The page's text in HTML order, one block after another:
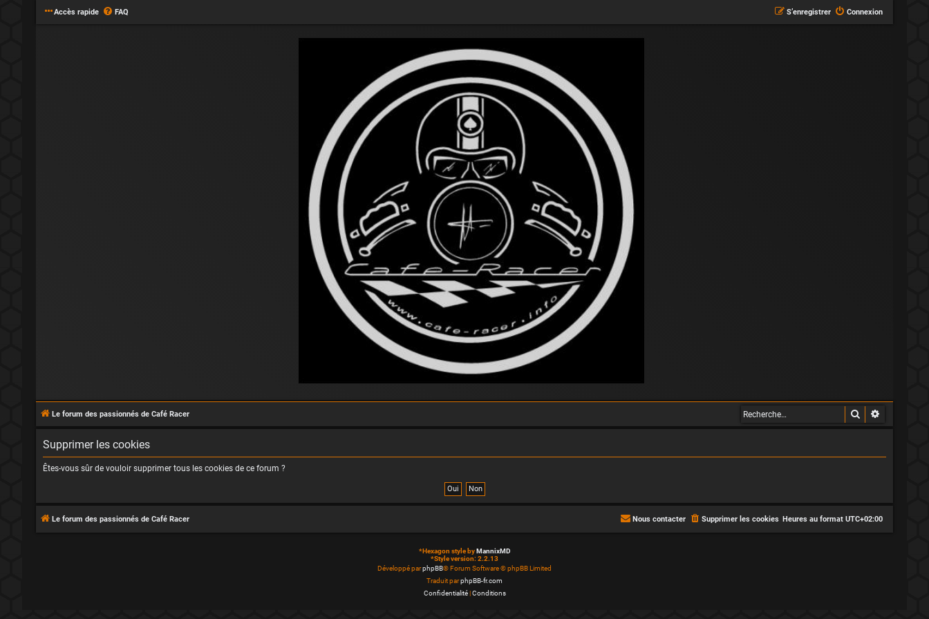
Accès rapide FAQ Connexion
S’enregistrer
Le forum des passionnés de Café Racer Rechercher
Supprimer les cookies
Êtes-vous sûr de vouloir supprimer tous les cookies de ce forum ?
Le forum des passionnés de Café Racer Heures au format UTC+02:00
Supprimer les cookies
Nous contacter
*Hexagon style byMannixMD
*Style version: 2.2.13
Développé parphpBB® Forum Software © phpBB Limited
Traduit parphpBB-fr.com
Confidentialité|Conditions